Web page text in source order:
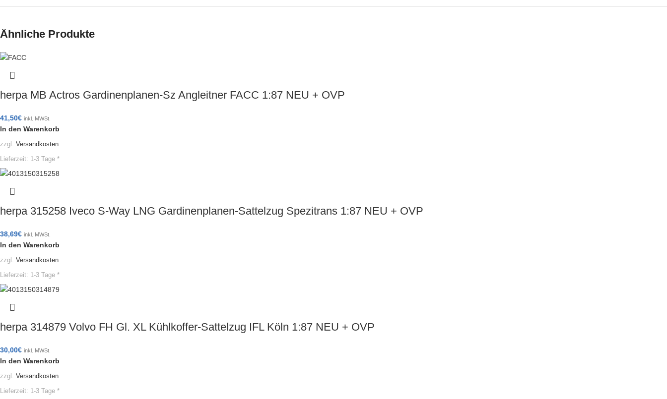
Ähnliche Produkte
herpa MB Actros Gardinenplanen-Sz Angleitner FACC 1:87 NEU + OVP
41,50€ inkl. MWSt.
In den Warenkorb
zzgl. Versandkosten
Lieferzeit: 1-3 Tage *
herpa 315258 Iveco S-Way LNG Gardinenplanen-Sattelzug Spezitrans 1:87 NEU + OVP
38,69€ inkl. MWSt.
In den Warenkorb
zzgl. Versandkosten
Lieferzeit: 1-3 Tage *
herpa 314879 Volvo FH Gl. XL Kühlkoffer-Sattelzug IFL Köln 1:87 NEU + OVP
30,00€ inkl. MWSt.
In den Warenkorb
zzgl. Versandkosten
Lieferzeit: 1-3 Tage *